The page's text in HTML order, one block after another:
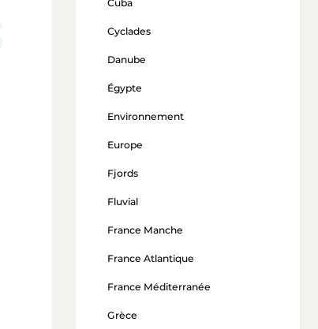
Cuba
Cyclades
Danube
Égypte
Environnement
Europe
Fjords
Fluvial
France Manche
France Atlantique
France Méditerranée
Grèce